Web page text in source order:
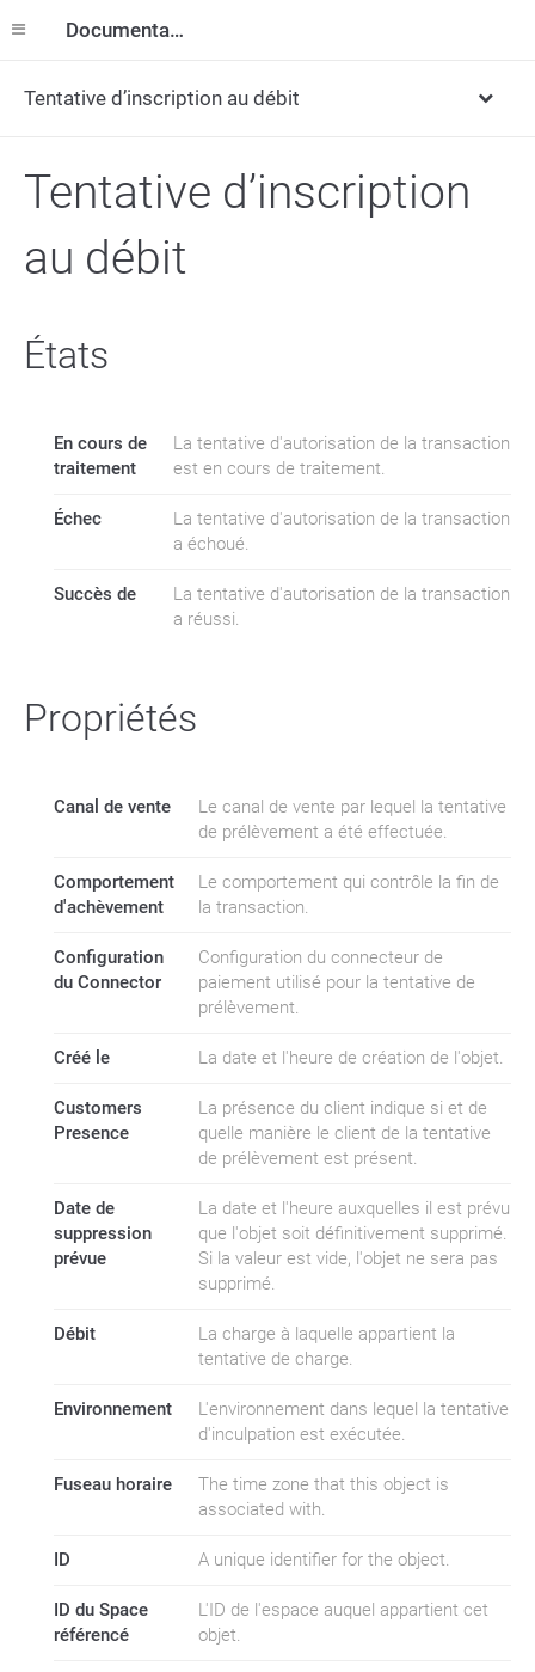
Documentation
Tentative d’inscription au débit
Tentative d’inscription
au débit
États
En cours de
traitement
La tentative d'autorisation de la transaction
est en cours de traitement.
Échec
La tentative d'autorisation de la transaction
a échoué.
Succès de
La tentative d'autorisation de la transaction
a réussi.
Propriétés
Canal de vente
Le canal de vente par lequel la tentative
de prélèvement a été effectuée.
Comportement
d'achèvement
Le comportement qui contrôle la fin de
la transaction.
Configuration
du Connector
Configuration du connecteur de
paiement utilisé pour la tentative de
prélèvement.
Créé le La date et l'heure de création de l'objet.
Customers
Presence
La présence du client indique si et de
quelle manière le client de la tentative
de prélèvement est présent.
Date de
suppression
prévue
La date et l'heure auxquelles il est prévu
que l'objet soit définitivement supprimé.
Si la valeur est vide, l'objet ne sera pas
supprimé.
Débit
La charge à laquelle appartient la
tentative de charge.
Environnement
L'environnement dans lequel la tentative
d'inculpation est exécutée.
Fuseau horaire
The time zone that this object is
associated with.
ID A unique identifier for the object.
ID du Space
référencé
L'ID de l'espace auquel appartient cet
objet.